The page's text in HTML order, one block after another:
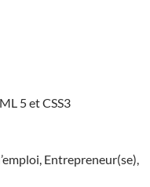
5 et CSS3
Entrepreneur(se),